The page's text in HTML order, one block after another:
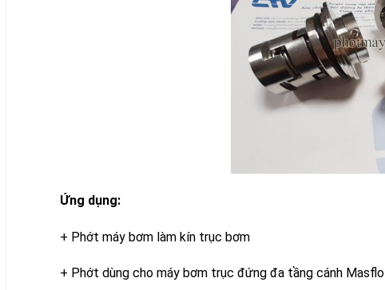
Ứng dụng:
+ Phớt máy bơm làm kín trục bơm
+ Phớt dùng cho máy bơm trục đứng đa tầng cánh